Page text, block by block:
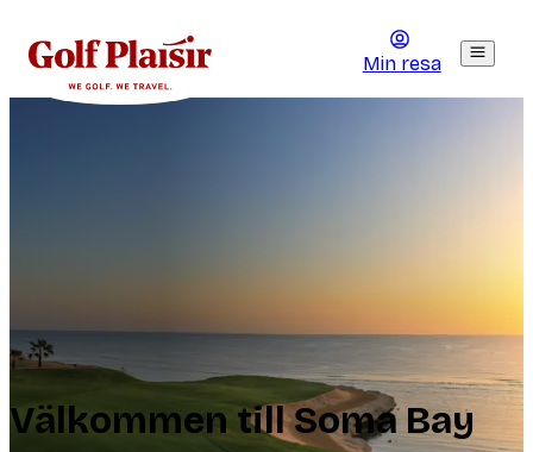
Min resa
Välkommen till Soma Bay